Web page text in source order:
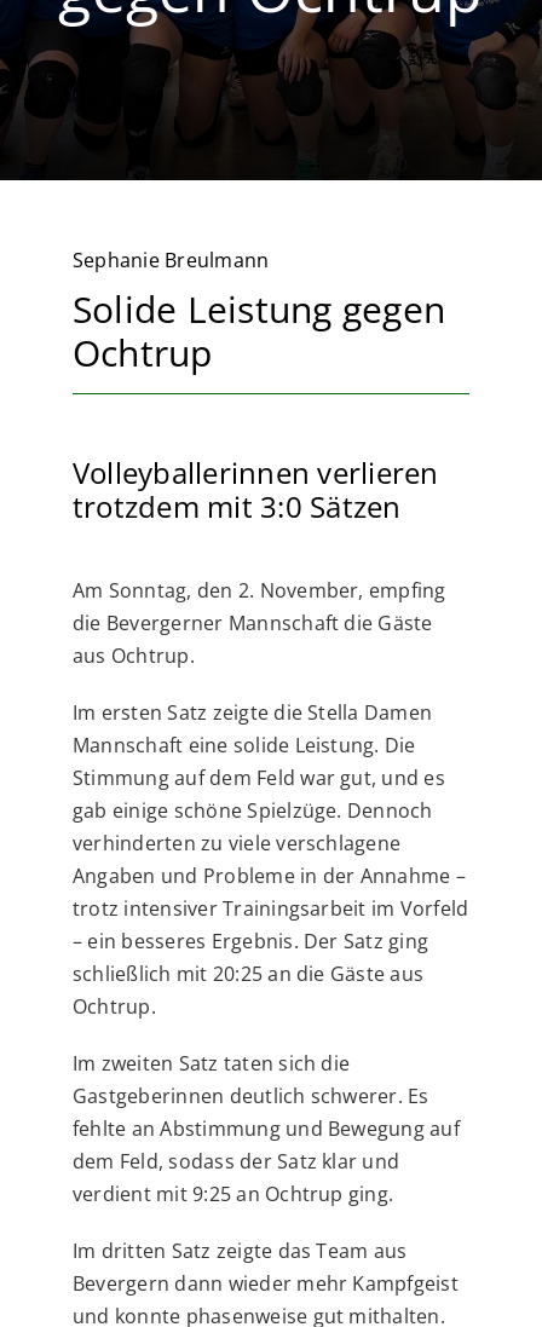
Breitensport
Sephanie Breulmann
Solide Leistung gegen
Ochtrup
Volleyballerinnen verlieren
trotzdem mit 3:0 Sätzen
Am Sonntag, den 2. November, empfing
die Bevergerner Mannschaft die Gäste
aus Ochtrup.
Im ersten Satz zeigte die Stella Damen
Mannschaft eine solide Leistung. Die
Stimmung auf dem Feld war gut, und es
gab einige schöne Spielzüge. Dennoch
verhinderten zu viele verschlagene
Angaben und Probleme in der Annahme –
trotz intensiver Trainingsarbeit im Vorfeld
– ein besseres Ergebnis. Der Satz ging
schließlich mit 20:25 an die Gäste aus
Ochtrup.
Im zweiten Satz taten sich die
Gastgeberinnen deutlich schwerer. Es
fehlte an Abstimmung und Bewegung auf
dem Feld, sodass der Satz klar und
verdient mit 9:25 an Ochtrup ging.
Im dritten Satz zeigte das Team aus
Bevergern dann wieder mehr Kampfgeist
und konnte phasenweise gut mithalten.